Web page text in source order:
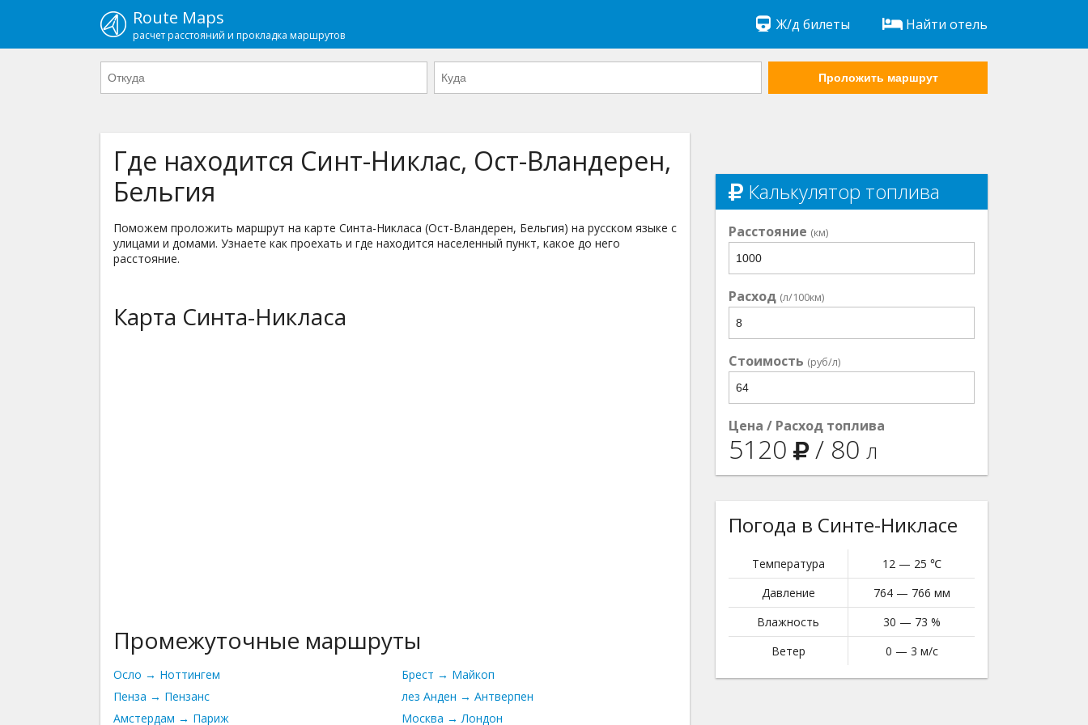
Route Maps
расчет расстояний и прокладка маршрутов
Ж/д билеты Найти отель
Проложить маршрут
Где находится Синт-Никлас, Ост-Вландерен,
Бельгия
Поможем проложить маршрут на карте Синта-Никласа (Ост-Вландерен, Бельгия) на русском языке с
улицами и домами. Узнаете как проехать и где находится населенный пункт, какое до него
расстояние.
Карта Синта-Никласа
Промежуточные маршруты
Осло → Ноттингем
Пенза → Пензанс
Амстердам → Париж
Брест → Майкоп
лез Анден → Антверпен
Москва → Лондон
Калькулятор топлива
Расстояние (км)
Расход (л/100км)
Стоимость (руб/л)
Цена / Расход топлива
5120 / 80 л
Погода в Синте-Никласе
Температура
12 — 25 ℃
Давление
764 — 766 мм
Влажность
30 — 73 %
Ветер
0 — 3 м/с